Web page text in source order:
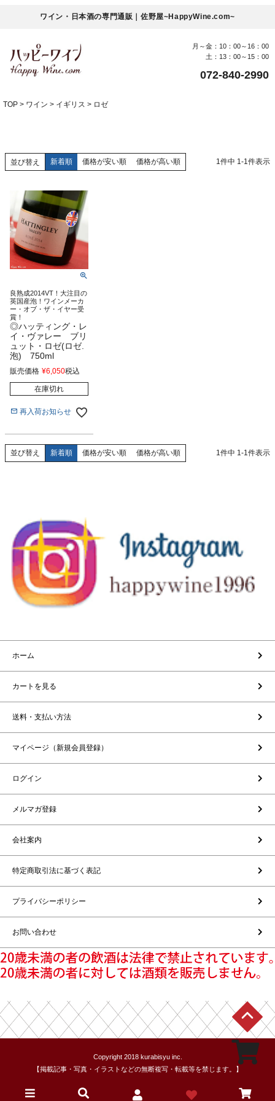
ワイン・日本酒の専門通販｜佐野屋~HappyWine.com~
月～金：10：00～16：00
土：13：00～15：00
072-840-2990
TOP ワイン イギリス ロゼ
並び替え 新着順 価格が安い順 価格が高い順 1件中 1-1件表示
良熟成2014VT！大注目の
英国産泡！ワインメーカ
ー・オブ・ザ・イヤー受
賞！
◎ハッティング・レ
イ・ヴァレー ブリ
ュット・ロゼ(ロゼ.
泡) 750ml
販売価格 ¥6,050税込
在庫切れ
再入荷お知らせ
並び替え 新着順 価格が安い順 価格が高い順 1件中 1-1件表示
ホーム
カートを見る
送料・支払い方法
マイページ（新規会員登録）
ログイン
メルマガ登録
会社案内
特定商取引法に基づく表記
プライバシーポリシー
お問い合わせ
Copyright 2018 kurabisyu inc.
【掲載記事・写真・イラストなどの無断複写・転載等を禁じます。】